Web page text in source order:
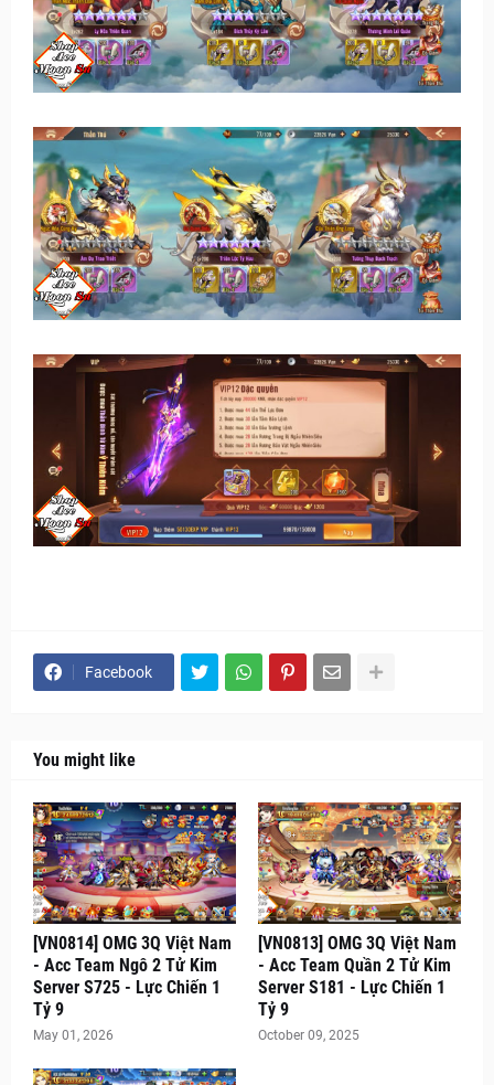
Facebook
You might like
[VN0814] OMG 3Q Việt Nam
- Acc Team Ngô 2 Tử Kim
Server S725 - Lực Chiến 1
Tỷ 9
May 01, 2026
[VN0813] OMG 3Q Việt Nam
- Acc Team Quần 2 Tử Kim
Server S181 - Lực Chiến 1
Tỷ 9
October 09, 2025